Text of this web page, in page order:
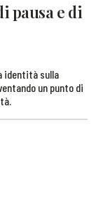
pausa e di
identità sulla
un punto di